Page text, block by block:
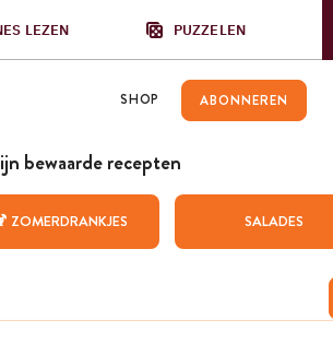
LEZEN PUZZELEN
SHOP ABONNEREN
bewaarde recepten
ZOMERDRANKJES SALADES